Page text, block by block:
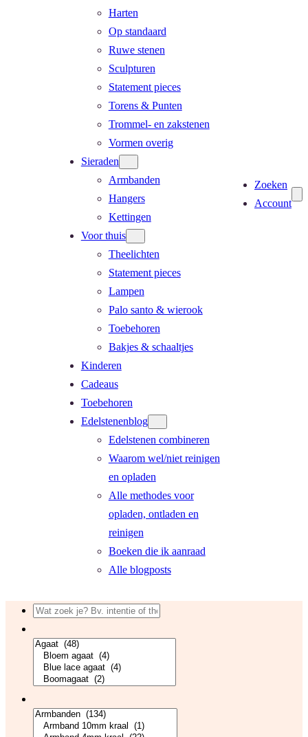
Harten
Op standaard
Ruwe stenen
Sculpturen
Statement pieces
Torens & Punten
Trommel- en zakstenen
Vormen overig
Sieraden
Armbanden
Hangers
Kettingen
Voor thuis
Theelichten
Statement pieces
Lampen
Palo santo & wierook
Toebehoren
Bakjes & schaaltjes
Kinderen
Cadeaus
Toebehoren
Edelstenenblog
Edelstenen combineren
Waarom wel/niet reinigen
en opladen
Alle methodes voor
opladen, ontladen en
reinigen
Boeken die ik aanraad
Alle blogposts
Zoeken
Account